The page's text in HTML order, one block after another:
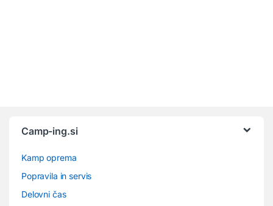
Camp-ing.si
Kamp oprema
Popravila in servis
Delovni čas